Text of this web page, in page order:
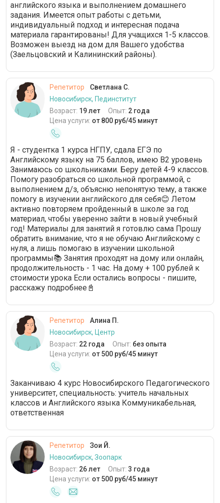
английского языка и выполнением домашнего
задания. Имеется опыт работы с детьми,
индивидуальный подход и интересная подача
материала гарантированы! Для учащихся 1-5 классов.
Возможен выезд на дом для Вашего удобства
(Заельцовский и Калининский районы).
Репетитор
Светлана С.
Новосибирск, Пединститут
Возраст: 19 лет Опыт: 2 года
Цена услуги: от 800 руб/45 минут
Я - студентка 1 курса НГПУ, сдала ЕГЭ по
Английскому языку на 75 баллов, имею В2 уровень
Занимаюсь со школьниками. Беру детей 4-9 классов.
Помогу разобраться со школьной программой, с
выполнением д/з, объясню непонятую тему, а также
помогу в изучении английского для себя😊 Летом
активно повторяем пройденный в школе за год
материал, чтобы уверенно зайти в новый учебный
год! Материалы для занятий я готовлю сама Прошу
обратить внимание, что я не обучаю Английскому с
нуля, а лишь помогаю в изучении школьной
программы📚 Занятия проходят на дому или онлайн,
продолжительность - 1 час. На дому + 100 рублей к
стоимости урока Если остались вопросы - пишите,
расскажу подробнее📓
Репетитор
Алина П.
Новосибирск, Центр
Возраст: 22 года Опыт: без опыта
Цена услуги: от 500 руб/45 минут
Заканчиваю 4 курс Новосибирского Педагогического
университет, специальность: учитель начальных
классов и Английского языка Коммуникабельная,
ответственная
Репетитор
Зои Й.
Новосибирск, Зоопарк
Возраст: 26 лет Опыт: 3 года
Цена услуги: от 500 руб/45 минут